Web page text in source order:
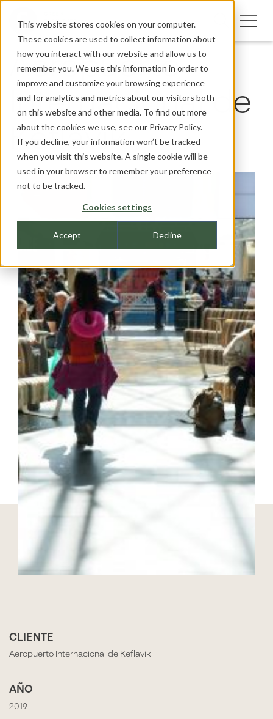
This website stores cookies on your computer.
These cookies are used to collect information about
how you interact with our website and allow us to
remember you. We use this information in order to
improve and customize your browsing experience
and for analytics and metrics about our visitors both
on this website and other media. To find out more
about the cookies we use, see our Privacy Policy.
If you decline, your information won’t be tracked
when you visit this website. A single cookie will be
used in your browser to remember your preference
not to be tracked.
Cookies settings
Accept Decline
Aeropuerto
Internacional de
Keflavik
CLIENTE
Aeropuerto Internacional de Keflavik
AÑO
2019